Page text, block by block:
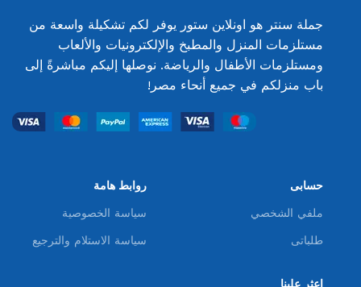
جملة سنتر هو اونلاين ستور يوفر لكم تشكيلة واسعة من
مستلزمات المنزل والمطبخ والإلكترونيات والألعاب
ومستلزمات الأطفال والرياضة. نوصلها إليكم مباشرةً إلى
باب منزلكم في جميع أنحاء مصر!
حسابى
ملفي الشخصي
طلباتى
اعثر علينا
روابط هامة
سياسة الخصوصية
سياسة الاستلام والترجيع